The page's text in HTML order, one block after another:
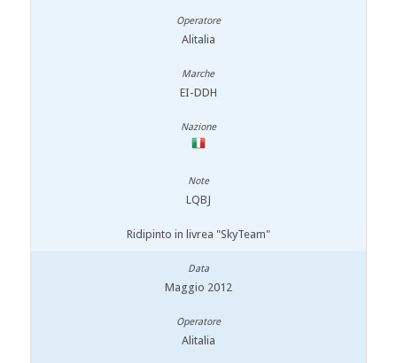
Alitalia
EI-DDH
LQBJ
Ridipinto in livrea "SkyTeam"
Maggio 2012
Alitalia